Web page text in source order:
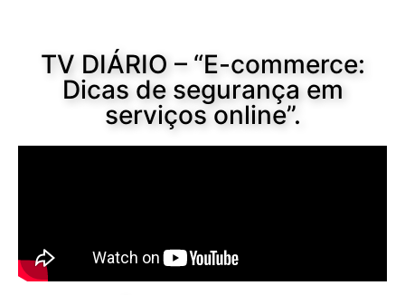
TV DIÁRIO – “E-commerce:
Dicas de segurança em
serviços online”.